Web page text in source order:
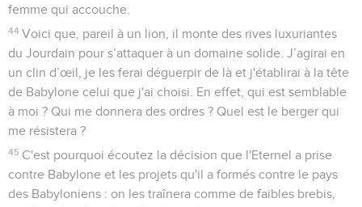
femme qui accouche.
44 Voici que, pareil à un lion, il monte des rives luxuriantes
du Jourdain pour s’attaquer à un domaine solide. J’agirai en
un clin d’œil, je les ferai déguerpir de là et j'établirai à la tête
de Babylone celui que j'ai choisi. En effet, qui est semblable
à moi ? Qui me donnera des ordres ? Quel est le berger qui
me résistera ?
45 C'est pourquoi écoutez la décision que l'Eternel a prise
contre Babylone et les projets qu'il a formés contre le pays
des Babyloniens : on les traînera comme de faibles brebis,